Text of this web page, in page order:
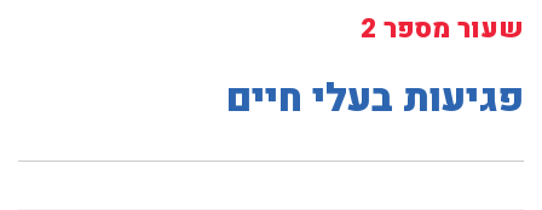
שעור מספר 2
פגיעות בעלי חיים